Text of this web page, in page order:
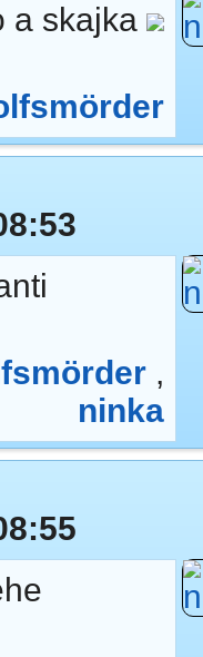
a skajka
,
ninka